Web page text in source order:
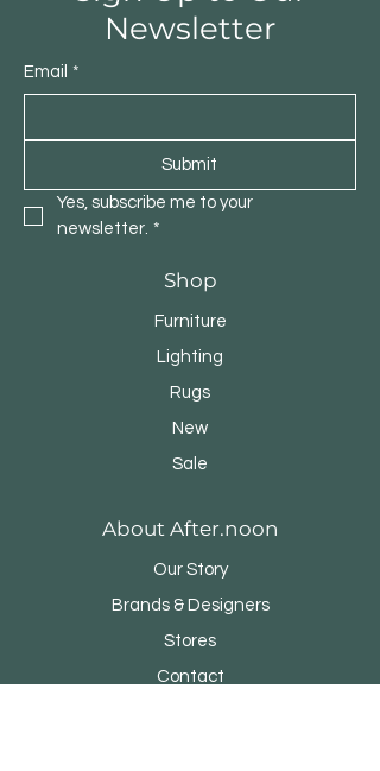
Newsletter
Email *
Submit
Yes, subscribe me to your
newsletter. *
Shop
Furniture
Lighting
Rugs
New
Sale
About After.noon
Our Story
Brands & Designers
Stores
Contact